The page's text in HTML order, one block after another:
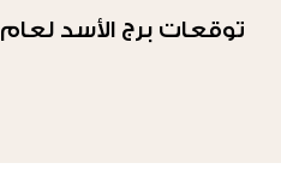
توقعات برج الأسد لعام 2026